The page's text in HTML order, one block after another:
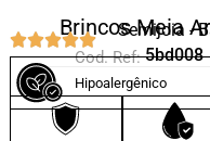
Brincos Meia
Semijoia -
Cod. Ref: 5bd008
Hipoalergênico